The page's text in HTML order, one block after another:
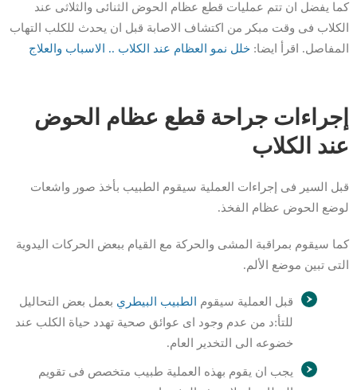
كما يفضل ان تتم عمليات قطع عظام الحوض الثنائى والثلاثى عند
الكلاب فى وقت مبكر من اكتشاف الاصابة قبل ان يحدث للكلب التهاب
المفاصل. اقرأ ايضا: خلل نمو العظام عند الكلاب .. الاسباب والعلاج
إجراءات جراحة قطع عظام الحوض
عند الكلاب
قبل السير فى إجراءات العملية سيقوم الطبيب بأخذ صور واشعات
لوضع الحوض عظام الفخذ.
كما سيقوم بمراقبة المشى والحركة مع القيام ببعض الحركات اليدوية
التى تبين موضع الألم.
قبل العملية سيقوم الطبيب البيطري بعمل بعض التحاليل
للتأ:د من عدم وجود اى عوائق صحية تهدد حياة الكلب عند
خضوعه الى التخدير العام.
يجب ان يقوم بهذه العملية طبيب متخصص فى تقويم